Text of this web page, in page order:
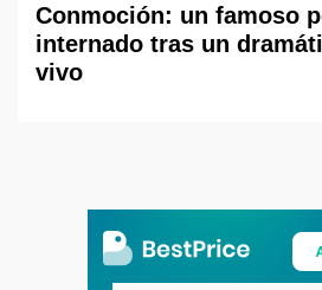
Conmoción: un famoso
internado tras un
vivo